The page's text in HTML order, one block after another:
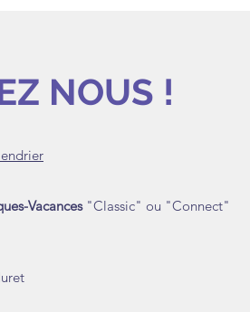
NOUS !
Vacances"Classic" ou "Connect"